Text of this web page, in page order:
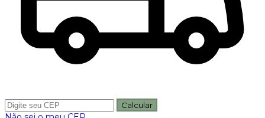
Calcular